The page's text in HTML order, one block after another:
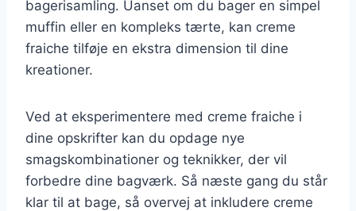
bagerisamling. Uanset om du bager en simpel
muffin eller en kompleks tærte, kan creme
fraiche tilføje en ekstra dimension til dine
kreationer.
Ved at eksperimentere med creme fraiche i
dine opskrifter kan du opdage nye
smagskombinationer og teknikker, der vil
forbedre dine bagværk. Så næste gang du står
klar til at bage, så overvej at inkludere creme